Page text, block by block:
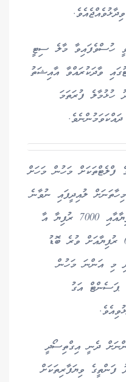
ހުސްވެފައިވާ މާލެ ސިޓީ
ވާދަކުރައްވާ އާއިޝަތު
ހުޅުމާލެ ފުރަތަމަ
ފްލެޓްތަކަށް މަހުން މަހަށް
ލުއިދީފައި ނުވާނެ
ކަމަށާއި ގާތްގަނޑަކަށް 4000 ރުފިޔާއާއި 7000 ރުފިޔާ އާ
ނުވަތަ މެއިންޓެނެންސްއާއެކު 6000 ރުފިޔާއަށް ވުރެ ބޮޑު
މި އަންނަ މަހުން
ފެށިގެން އެ ހުރިހާ ފްލެޓަކުން 20 ޕަސެންޓް އަގު
ދެނީ އިގްތިސޯދީ
ފަންތީގެ ވިޔަފާރިތަކަށް